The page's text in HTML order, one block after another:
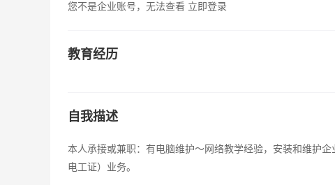
您不是企业账号，无法查看 立即登录
教育经历
自我描述
本人承接或兼职：有电脑维护～网络教学经验，安装和维护
电工证）业务。